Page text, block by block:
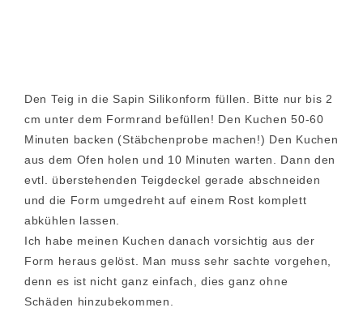
Den Teig in die Sapin Silikonform füllen. Bitte nur bis 2
cm unter dem Formrand befüllen! Den Kuchen 50-60
Minuten backen (Stäbchenprobe machen!) Den Kuchen
aus dem Ofen holen und 10 Minuten warten. Dann den
evtl. überstehenden Teigdeckel gerade abschneiden
und die Form umgedreht auf einem Rost komplett
abkühlen lassen.
Ich habe meinen Kuchen danach vorsichtig aus der
Form heraus gelöst. Man muss sehr sachte vorgehen,
denn es ist nicht ganz einfach, dies ganz ohne
Schäden hinzubekommen.